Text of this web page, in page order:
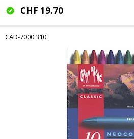
CHF 19.70
CAD-7000.310